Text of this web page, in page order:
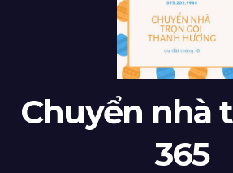
Chuyển nhà
365